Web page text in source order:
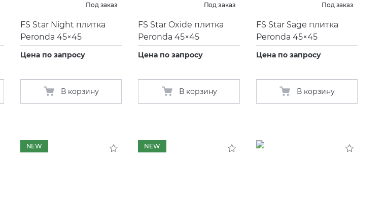
Под заказ
FS Star Night плитка
Peronda 45×45
Цена по запросу
В корзину
Под заказ
FS Star Oxide плитка
Peronda 45×45
Цена по запросу
В корзину
Под заказ
FS Star Sage плитка
Peronda 45×45
Цена по запросу
В корзину
NEW NEW